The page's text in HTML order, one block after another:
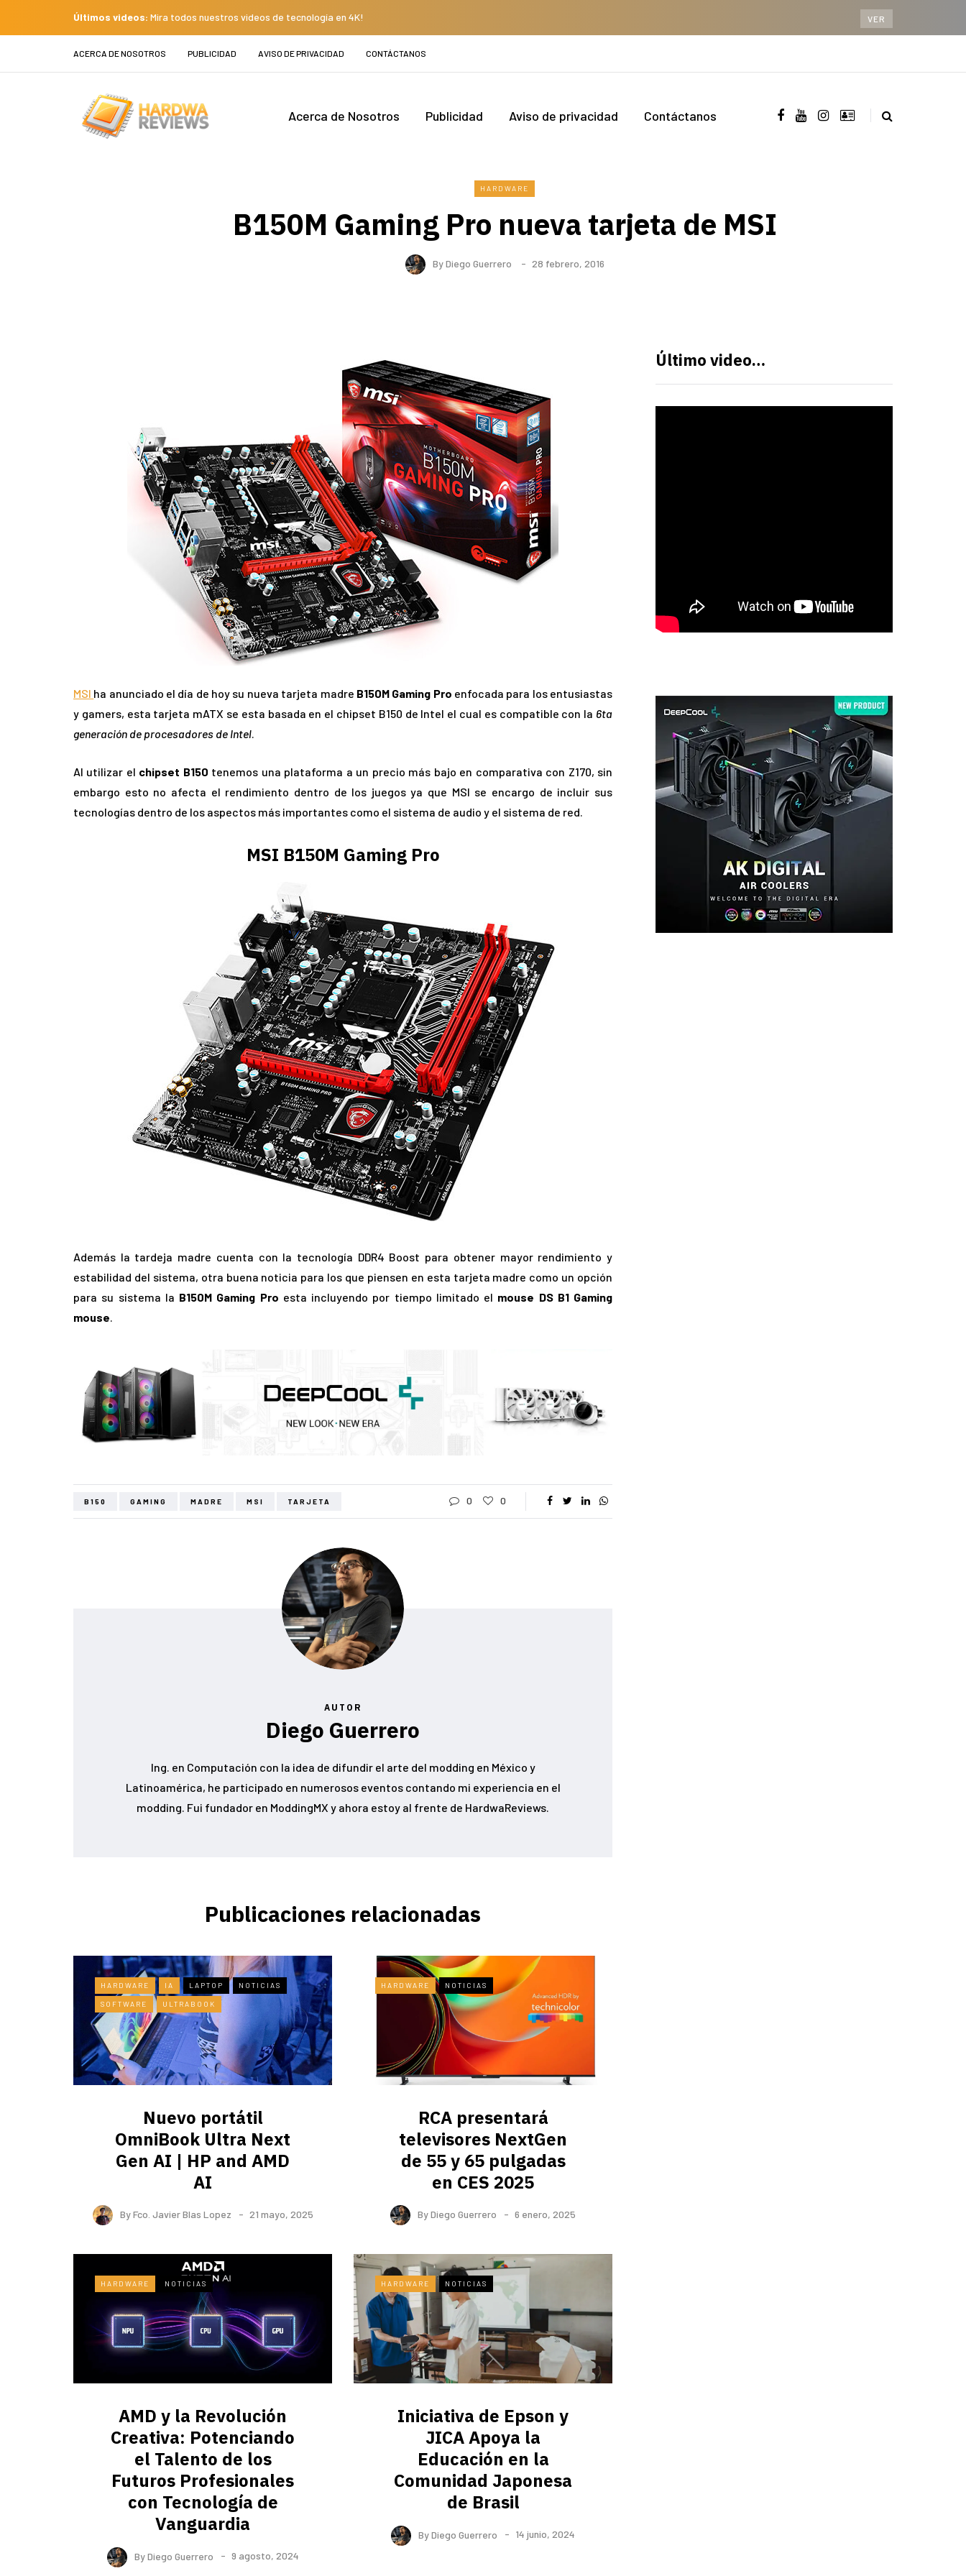
Últimos videos: Mira todos nuestros videos de tecnología en 4K! VER
ACERCA DE NOSOTROS PUBLICIDAD AVISO DE PRIVACIDAD CONTÁCTANOS
Acerca de Nosotros Publicidad Aviso de privacidad Contáctanos
HARDWARE
B150M Gaming Pro nueva tarjeta de MSI
ByDiego Guerrero 28 febrero, 2016
MSI ha anunciado el día de hoy su nueva tarjeta madre B150M Gaming Pro enfocada para los entusiastas
y gamers, esta tarjeta mATX se esta basada en el chipset B150 de Intel el cual es compatible con la 6ta
generación de procesadores de Intel.
Al utilizar el chipset B150 tenemos una plataforma a un precio más bajo en comparativa con Z170, sin
embargo esto no afecta el rendimiento dentro de los juegos ya que MSI se encargo de incluir sus
tecnologías dentro de los aspectos más importantes como el sistema de audio y el sistema de red.
MSI B150M Gaming Pro
Además la tardeja madre cuenta con la tecnología DDR4 Boost para obtener mayor rendimiento y
estabilidad del sistema, otra buena noticia para los que piensen en esta tarjeta madre como un opción
para su sistema la B150M Gaming Pro esta incluyendo por tiempo limitado el mouse DS B1 Gaming
mouse.
B150 GAMING MADRE MSI TARJETA 0 0
AUTOR
Diego Guerrero
Ing. en Computación con la idea de difundir el arte del modding en México y
Latinoamérica, he participado en numerosos eventos contando mi experiencia en el
modding. Fui fundador en ModdingMX y ahora estoy al frente de HardwaReviews.
Publicaciones relacionadas
HARDWARE IA LAPTOP NOTICIAS
SOFTWARE ULTRABOOK
Nuevo portátil
OmniBook Ultra ​Next
Gen AI | HP and AMD
AI
ByFco. Javier Blas Lopez 21 mayo, 2025
HARDWARE NOTICIAS
RCA presentará
televisores NextGen
de 55 y 65 pulgadas
en CES 2025
ByDiego Guerrero 6 enero, 2025
HARDWARE NOTICIAS
AMD y la Revolución
Creativa: Potenciando
el Talento de los
Futuros Profesionales
con Tecnología de
Vanguardia
ByDiego Guerrero 9 agosto, 2024
HARDWARE NOTICIAS
Iniciativa de Epson y
JICA Apoya la
Educación en la
Comunidad Japonesa
de Brasil
ByDiego Guerrero 14 junio, 2024
Último video…